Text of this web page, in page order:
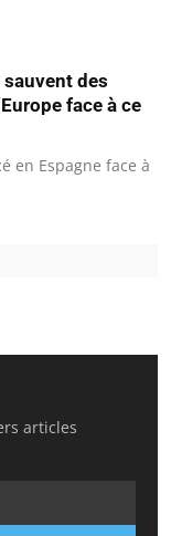
des
face à ce
en Espagne face à
articles